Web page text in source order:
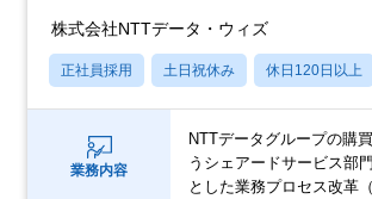
株式会社NTTデータ・ウィズ
正社員採用 土日祝休み 休日120日以上
業務内容
NTTデータグループの購
うシェアードサービス部
とした業務プロセス改革